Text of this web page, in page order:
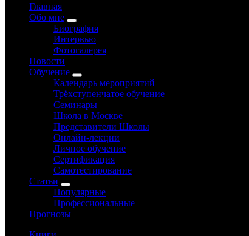
Главная
Обо мне
Биография
Интервью
Фотогалерея
Новости
Обучение
Календарь мероприятий
Трёхступенчатое обучение
Семинары
Школа в Москве
Представители Школы
Онлайн-лекции
Личное обучение
Сертификация
Самотестирование
Статьи
Популярные
Профессиональные
Прогнозы